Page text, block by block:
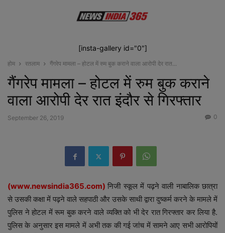
[insta-gallery id="0"]
होम रतलाम गैंगरेप मामला – होटल में रुम बुक कराने वाला आरोपी देर रात...
गैंगरेप मामला – होटल में रुम बुक कराने
वाला आरोपी देर रात इंदौर से गिरफ्तार
September 26, 2019 0
(www.newsindia365.com) निजी स्कूल में पढ़ने वाली नाबालिक छात्रा
से उसकी कक्षा में पढ़ने वाले सहपाठी और उसके साथी द्वारा दुष्कर्म करने के मामले में
पुलिस ने होटल में रूम बुक करने वाले व्यक्ति को भी देर रात गिरफ्तार कर लिया है.
पुलिस के अनुसार इस मामले में अभी तक की गई जांच में सामने आए सभी आरोपियों